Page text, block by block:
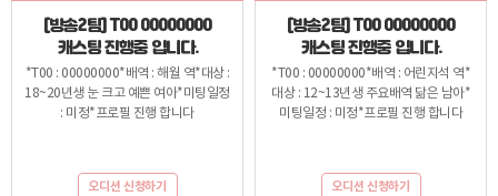
[방송2팀] T00 00000000
캐스팅 진행중 입니다.
*T00 : 00000000*배역 : 해월 역*대상 :
18~20년생 눈 크고 예쁜 여아*미팅일정
: 미정*프로필 진행 합니다
오디션 신청하기
[방송2팀] T00 00000000
캐스팅 진행중 입니다.
*T00 : 00000000*배역 : 어린지석 역*
대상 : 12~13년생 주요배역 닮은 남아*
미팅일정 : 미정*프로필 진행 합니다
오디션 신청하기